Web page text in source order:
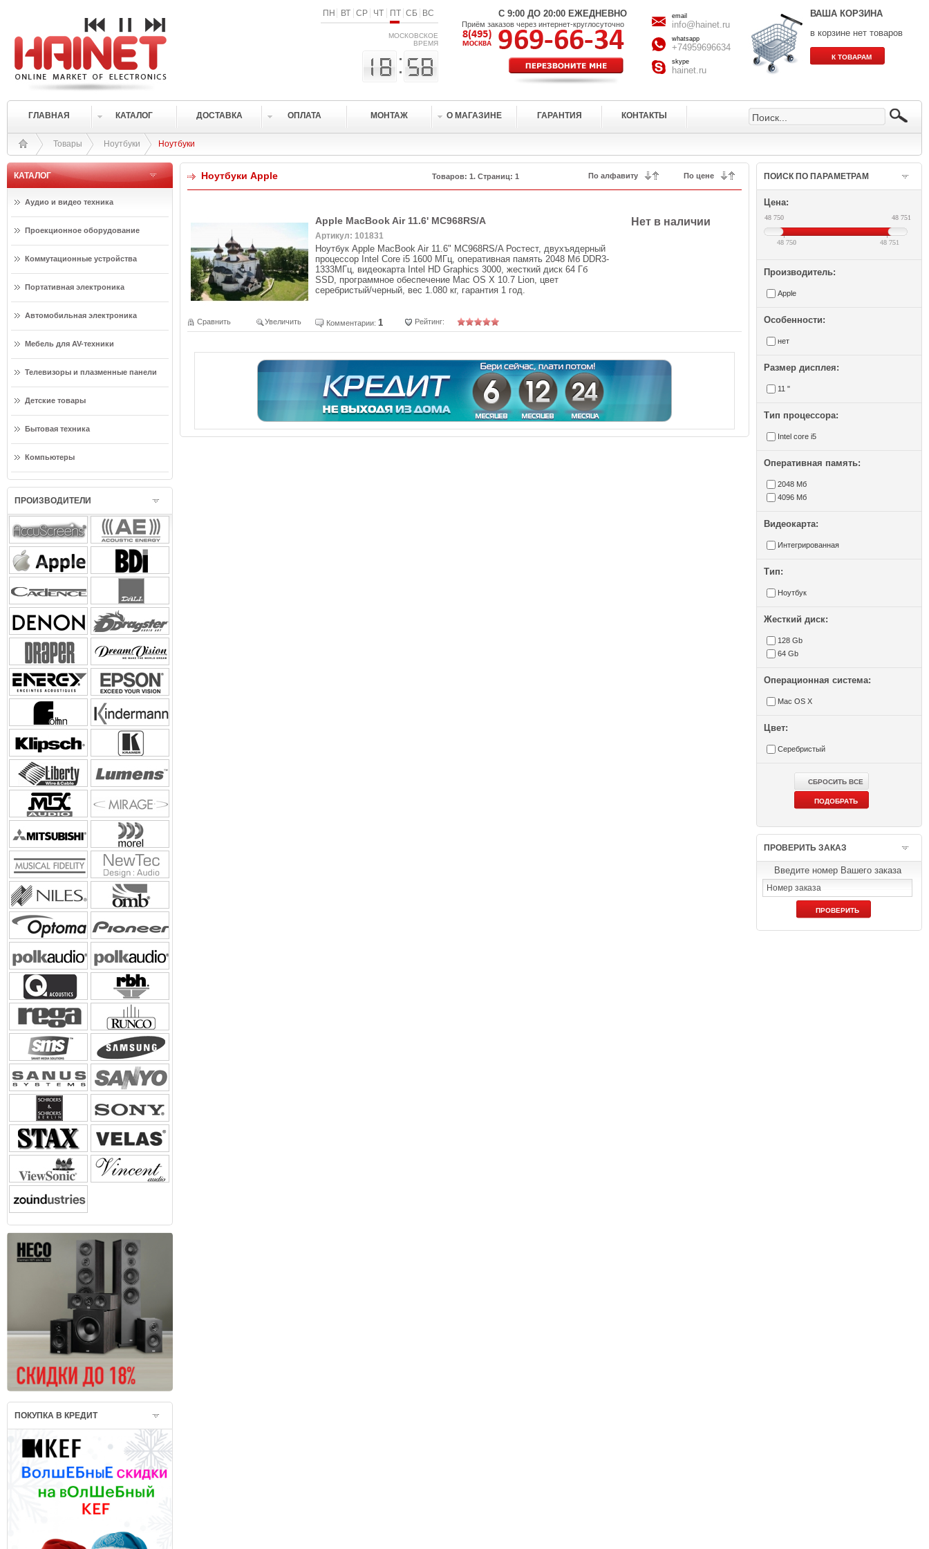
ПН ВТ СР ЧТ ПТ СБ ВС
МОСКОВСКОЕ
ВРЕМЯ
С 9:00 ДО 20:00 ЕЖЕДНЕВНО
Приём заказов через интернет-круглосуточно
email
info@hainet.ru
whatsapp
+74959696634
skype
hainet.ru
ВАША КОРЗИНА
в корзине нет товаров
ГЛАВНАЯ КАТАЛОГ ДОСТАВКА ОПЛАТА МОНТАЖ О МАГАЗИНЕ ГАРАНТИЯ КОНТАКТЫ
Товары Ноутбуки Ноутбуки
КАТАЛОГ
Аудио и видео техника
Проекционное оборудование
Коммутационные устройства
Портативная электроника
Автомобильная электроника
Мебель для AV-техники
Телевизоры и плазменные панели
Детские товары
Бытовая техника
Компьютеры
ПРОИЗВОДИТЕЛИ
ПОКУПКА В КРЕДИТ
Ноутбуки Apple Товаров: 1. Страниц: 1
Apple MacBook Air 11.6' MC968RS/A Нет в наличии
Артикул: 101831
Ноутбук Apple MacBook Air 11.6" MC968RS/A Ростест, двухъядерный
процессор Intel Core i5 1600 МГц, оперативная память 2048 Мб DDR3-
1333МГц, видеокарта Intel HD Graphics 3000, жесткий диск 64 Гб
SSD, программное обеспечение Mac OS X 10.7 Lion, цвет
серебристый/черный, вес 1.080 кг, гарантия 1 год.
Сравнить Увеличить Комментарии: 1 Рейтинг:
ПОИСК ПО ПАРАМЕТРАМ
Цена:
48 750 48 751
48 750 48 751
48 750 48 751
Производитель:
Apple
Особенности:
нет
Размер дисплея:
11 "
Тип процессора:
Intel core i5
Оперативная память:
2048 Мб
4096 Мб
Видеокарта:
Интегрированная
Тип:
Ноутбук
Жесткий диск:
128 Gb
64 Gb
Операционная система:
Mac OS X
Цвет:
Серебристый
ПРОВЕРИТЬ ЗАКАЗ
Введите номер Вашего заказа